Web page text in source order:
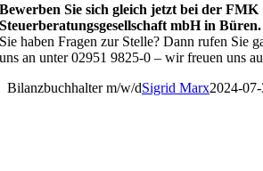
Bewerben Sie sich gleich jetzt bei der FMK
Steuerberatungsgesellschaft mbH in Büren.
Sie haben Fragen zur Stelle? Dann rufen Sie
uns an unter 02951 9825-0 – wir freuen uns
Bilanzbuchhalter m/w/dSigrid Marx2024-